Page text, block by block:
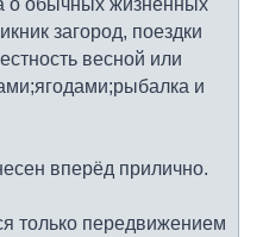
о обычных жизненных
загород, поездки
весной или
и
вперёд прилично.
только передвижением